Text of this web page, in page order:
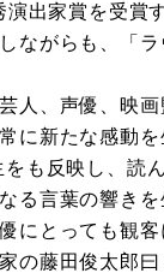
出家賞を受賞
ながらも、「
人、声優、映
に新たな感動
も反映し、読
る言葉の響き
にとっても観
の藤田俊太郎